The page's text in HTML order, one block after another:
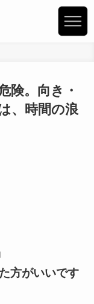
険。向き・
、時間の浪
方がいいです